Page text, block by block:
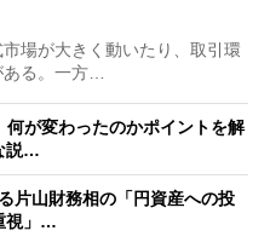
場が大きく動いたり、取引環
る。一方…
が変わったのかポイントを解
説…
片山財務相の「円資産への投
視」…